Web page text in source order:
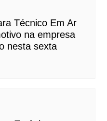
Técnico Em Ar
na empresa
nesta sexta